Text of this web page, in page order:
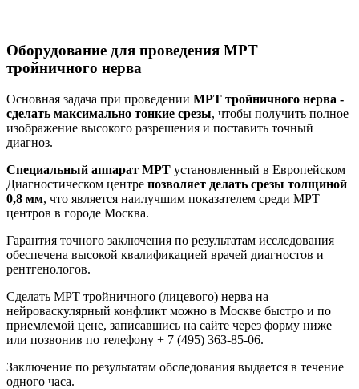
Оборудование для проведения МРТ
тройничного нерва
Основная задача при проведении МРТ тройничного нерва -
сделать максимально тонкие срезы, чтобы получить полное
изображение высокого разрешения и поставить точный
диагноз.
Специальный аппарат МРТ установленный в Европейском
Диагностическом центре позволяет делать срезы толщиной
0,8 мм, что является наилучшим показателем среди МРТ
центров в городе Москва.
Гарантия точного заключения по результатам исследования
обеспечена высокой квалификацией врачей диагностов и
рентгенологов.
Сделать МРТ тройничного (лицевого) нерва на
нейроваскулярный конфликт можно в Москве быстро и по
приемлемой цене, записавшись на сайте через форму ниже
или позвонив по телефону + 7 (495) 363-85-06.
Заключение по результатам обследования выдается в течение
одного часа.